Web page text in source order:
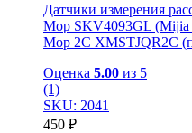
Датчики измерения
Mop SKV4093GL
Mop 2C XMSTJQR2C
Оценка 5.00 из 5
(1)
SKU: 2041
450 ₽